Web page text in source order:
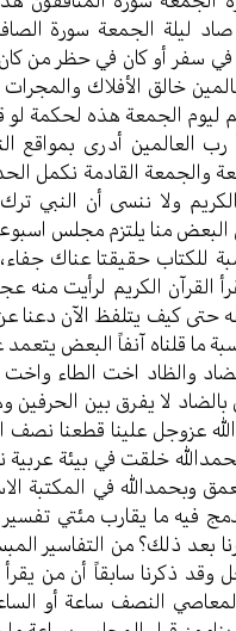
ليلة الجمعة سورة
سفر أو كان في حظر من كان
خالق الأفلاك
ليوم الجمعة هذه لحكمة لو
رب العالمين أدرى بمواقع
والجمعة القادمة نكمل
ولا ننسى أن النبي
منا يلتزم مجلس
للكتاب حقيقتا عناك
القرآن الكريم لرأيت منه
حتى كيف يتلفظ الآن دعنا
ما قلناه آنفاً البعض
والظاد اخت الطاء
بالضاد لا يفرق بين
عزوجل علينا قطعنا نصف
خلقت في بيئة عربية
وبحمدالله في المكتبة
فيه ما يقارب مئتي
بعد ذلك؟ من التفاسير
وقد ذكرنا سابقاً أن
النصف ساعة أو